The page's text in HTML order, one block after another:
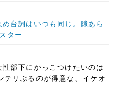
台詞はいつも同じ。隙あら
ター
部下にかっこつけたいのは
リぶるのが得意な、イケオ